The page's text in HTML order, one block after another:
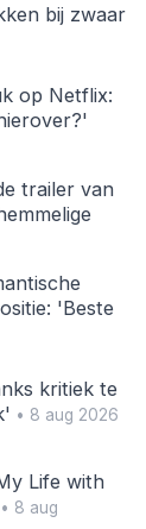
bij zwaar
op Netflix:
trailer van
'Beste
kritiek te
• 8 aug 2026
Life with
• 8 aug